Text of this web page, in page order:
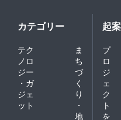
カテゴリー
テク
ノロ
ジー
・ガ
ジェ
ット
ま
ち
づ
く
り
・
地
起
プ
ロ
ジ
ェ
ク
ト
を